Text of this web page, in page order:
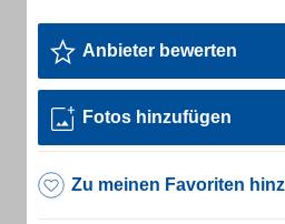
Anbieter bewerten
Fotos hinzufügen
Zu meinen Favoriten